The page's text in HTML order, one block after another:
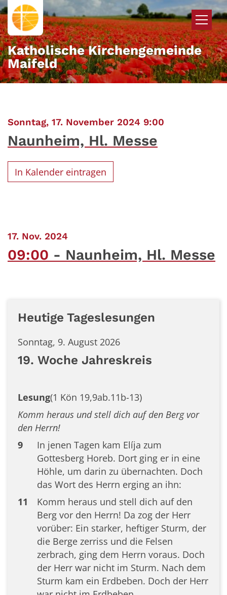
Zum Inhalt springen
Katholische Kirchengemeinde
Maifeld
Sonntag, 17. November 2024 9:00
Naunheim, Hl. Messe
In Kalender eintragen
17. Nov. 2024:
09:00 Naunheim, Hl. Messe
Heutige Tageslesungen
Sonntag, 9. August 2026
19. Woche Jahreskreis
Lesung(1 Kön 19,9ab.11b-13)
Komm heraus und stell dich auf den Berg vor
den Herrn!
9
In jenen Tagen kam Elíja zum
Gottesberg Horeb. Dort ging er in eine
Höhle, um darin zu übernachten. Doch
das Wort des Herrn erging an ihn:
11
Komm heraus und stell dich auf den
Berg vor den Herrn! Da zog der Herr
vorüber: Ein starker, heftiger Sturm, der
die Berge zerriss und die Felsen
zerbrach, ging dem Herrn voraus. Doch
der Herr war nicht im Sturm. Nach dem
Sturm kam ein Erdbeben. Doch der Herr